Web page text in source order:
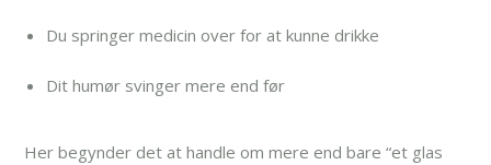
Du springer medicin over for at kunne drikke
Dit humør svinger mere end før
Her begynder det at handle om mere end bare “et glas